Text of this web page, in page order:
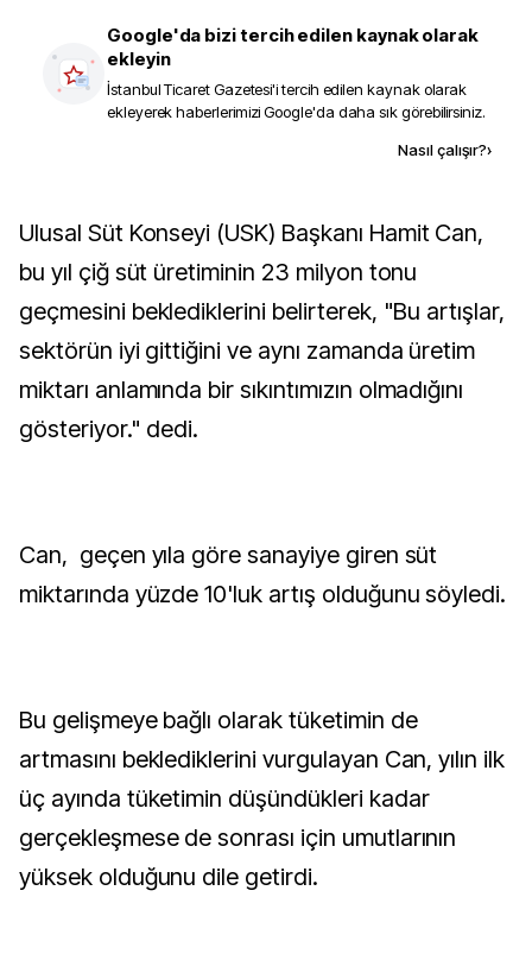
Google'da bizi tercih edilen kaynak olarak
ekleyin
İstanbul Ticaret Gazetesi'i tercih edilen kaynak olarak
ekleyerek haberlerimizi Google'da daha sık görebilirsiniz.
Nasıl çalışır?›
Ulusal Süt Konseyi (USK) Başkanı Hamit Can,
bu yıl çiğ süt üretiminin 23 milyon tonu
geçmesini beklediklerini belirterek, "Bu artışlar,
sektörün iyi gittiğini ve aynı zamanda üretim
miktarı anlamında bir sıkıntımızın olmadığını
gösteriyor." dedi.
Can, geçen yıla göre sanayiye giren süt
miktarında yüzde 10'luk artış olduğunu söyledi.
Bu gelişmeye bağlı olarak tüketimin de
artmasını beklediklerini vurgulayan Can, yılın ilk
üç ayında tüketimin düşündükleri kadar
gerçekleşmese de sonrası için umutlarının
yüksek olduğunu dile getirdi.